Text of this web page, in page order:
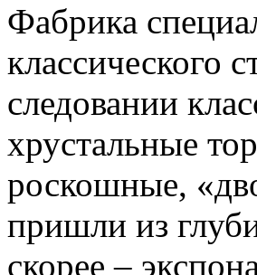
Фабрика
классического
следовании
хрустальные
роскошные,
пришли из
скорее –